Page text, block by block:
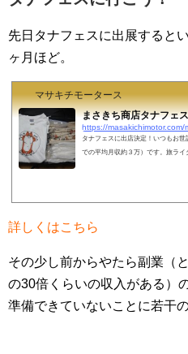
c
e
b
o
o
k
tt
er
e
先日タナフェスに出展すると
ヶ月ほど。
マサキチモータース
まさきち商店タナフェ
https://masakichimotor.com/
タナフェスに出店決定！いつもお
での平均月収約３万）です。旅ラ
た！ マサキチモーター...
詳しくはこちら
その少し前からやたら副業（
の30倍くらいの収入がある）
準備できていないことに若干